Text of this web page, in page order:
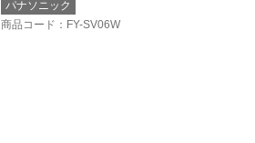
パナソニック
商品コード ：FY-SV06W